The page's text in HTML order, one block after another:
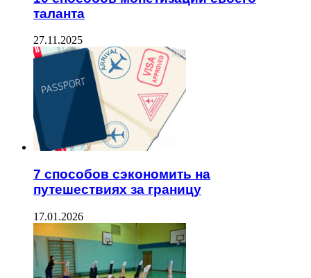
таланта
27.11.2025
7 способов сэкономить на
путешествиях за границу
17.01.2026